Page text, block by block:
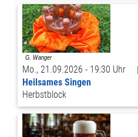
Mo., 21.09.2026 - 19:30 Uhr
Heilsames Singen
Herbstblock